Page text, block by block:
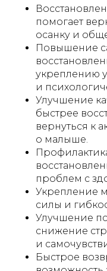
помогает
осанку и
Повышение
укреплению
и
Улучшение
быстрее
вернуться к
о малыше.
проблем с
Укрепление
силы и
Улучшение
снижение
и
Быстрое